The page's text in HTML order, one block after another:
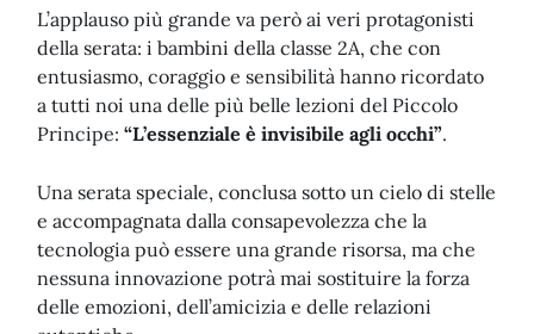
L’applauso più grande va però ai veri protagonisti
della serata: i bambini della classe 2A, che con
entusiasmo, coraggio e sensibilità hanno ricordato
a tutti noi una delle più belle lezioni del Piccolo
Principe: “L’essenziale è invisibile agli occhi”.
Una serata speciale, conclusa sotto un cielo di stelle
e accompagnata dalla consapevolezza che la
tecnologia può essere una grande risorsa, ma che
nessuna innovazione potrà mai sostituire la forza
delle emozioni, dell’amicizia e delle relazioni